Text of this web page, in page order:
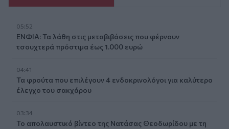
05:52
ΕΝΦΙΑ: Τα λάθη στις μεταβιβάσεις που φέρνουν
τσουχτερά πρόστιμα έως 1.000 ευρώ
04:41
Τα φρούτα που επιλέγουν 4 ενδοκρινολόγοι για καλύτερο
έλεγχο του σακχάρου
03:34
Το απολαυστικό βίντεο της Νατάσας Θεοδωρίδου με τη